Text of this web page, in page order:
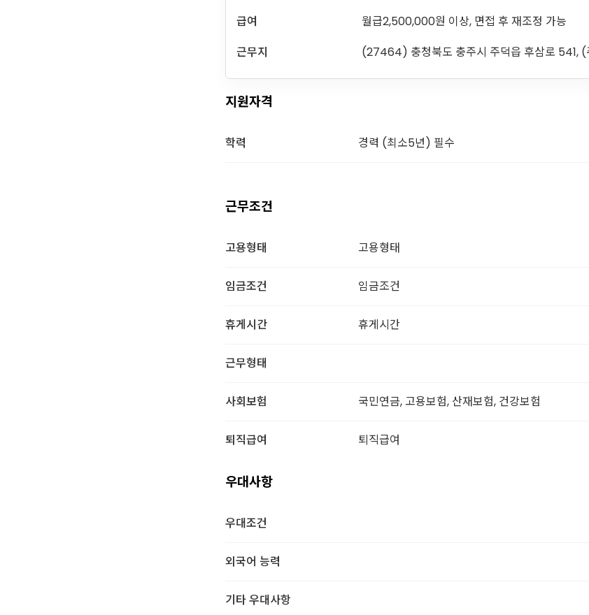
급여
월급2,500,000원 이상, 면접 후 재조정 가능
근무지
(27464) 충청북도 충주시 주덕읍 후삼로 541,
지원자격
학력 경력 (최소5년) 필수
근무조건
고용형태 고용형태
임금조건 임금조건
휴게시간 휴게시간
근무형태
사회보험 국민연금, 고용보험, 산재보험, 건강보험
퇴직급여 퇴직급여
우대사항
우대조건
외국어 능력
기타 우대사항